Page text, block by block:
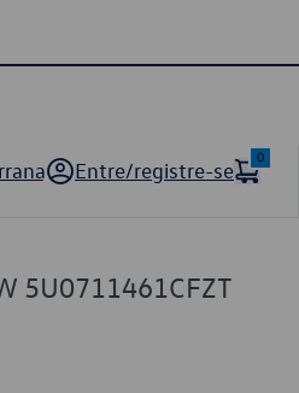
Entre/registre-se
0
5U0711461CFZT